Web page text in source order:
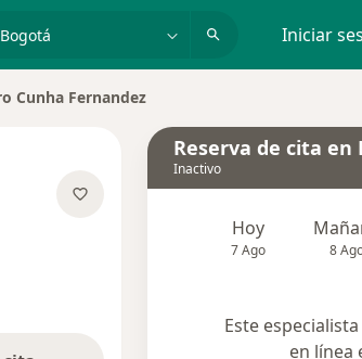
Iniciar
Cunha Fernandez
Reserva de cita en
Inactivo
Hoy
7 Ago 8
Este
en línea